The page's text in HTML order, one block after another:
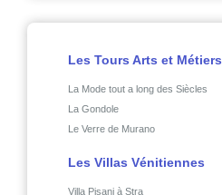
Les Tours Arts et Métiers
La Mode tout a long des Siècles
La Gondole
Le Verre de Murano
Les Villas Vénitiennes
Villa Pisani à Stra